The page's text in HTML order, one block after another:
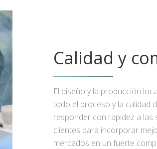
Calidad y
El diseño y la producción
todo el proceso y la calidad
responder con rapidez a
clientes para incorporar
mercados en un fuerte